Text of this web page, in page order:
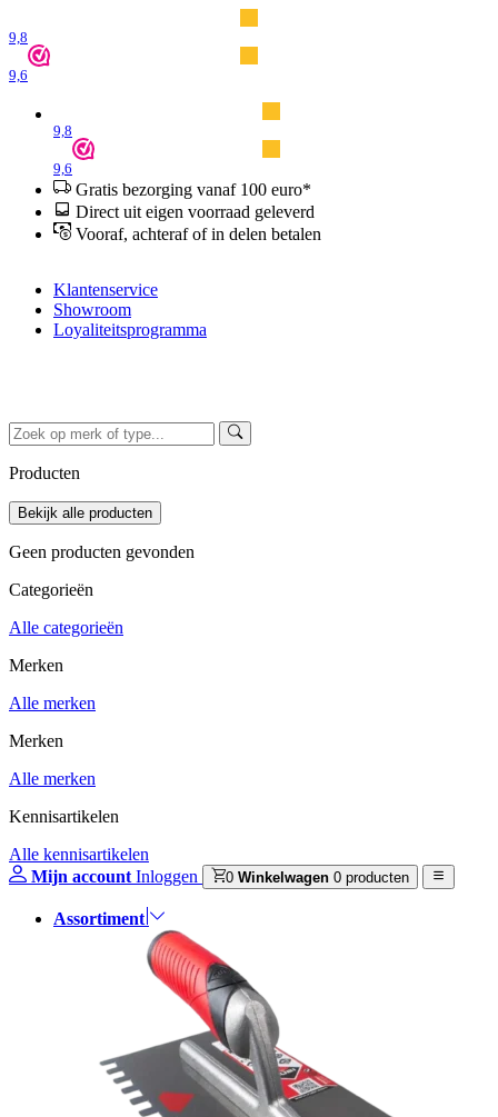
9,8
9,6
9,8
9,6
Gratis bezorging vanaf 100 euro*
Direct uit eigen voorraad geleverd
Vooraf, achteraf of in delen betalen
Klantenservice
Showroom
Loyaliteitsprogramma
Producten
Geen producten gevonden
Categorieën
Alle categorieën
Merken
Alle merken
Merken
Alle merken
Kennisartikelen
Alle kennisartikelen
Mijn account Inloggen 0 Winkelwagen 0 producten
Assortiment